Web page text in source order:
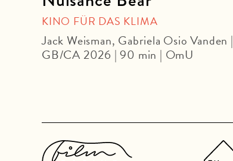
KINO FÜR DAS KLIMA
Jack Weisman, Gabriela Osio Vanden |
GB/CA 2026 | 90 min | OmU